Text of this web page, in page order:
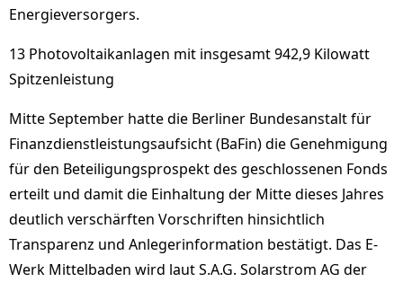
Energieversorgers.
13 Photovoltaikanlagen mit insgesamt 942,9 Kilowatt
Spitzenleistung
Mitte September hatte die Berliner Bundesanstalt für
Finanzdienstleistungsaufsicht (BaFin) die Genehmigung
für den Beteiligungsprospekt des geschlossenen Fonds
erteilt und damit die Einhaltung der Mitte dieses Jahres
deutlich verschärften Vorschriften hinsichtlich
Transparenz und Anlegerinformation bestätigt. Das E-
Werk Mittelbaden wird laut S.A.G. Solarstrom AG der